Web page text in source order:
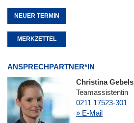
NEUER TERMIN
MERKZETTEL
ANSPRECHPARTNER*IN
Christina Gebels
Teamassistentin
0211 17523-301
» E-Mail